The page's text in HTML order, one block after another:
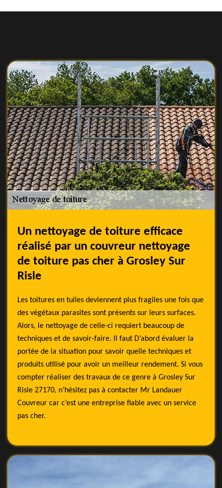
Un nettoyage de toiture efficace
réalisé par un couvreur nettoyage
de toiture pas cher à Grosley Sur
Risle
Les toitures en tuiles deviennent plus fragiles une fois que
des végétaux parasites sont présents sur leurs surfaces.
Alors, le nettoyage de celle-ci requiert beaucoup de
techniques et de savoir-faire. Il faut D’abord évaluer la
portée de la situation pour savoir quelle techniques et
produits utilisé pour avoir un meilleur rendement. Si vous
compter réaliser des travaux de ce genre à Grosley Sur
Risle 27170, n’hésitez pas à contacter Mr Landauer
Couvreur car c’est une entreprise fiable avec un service
pas cher.